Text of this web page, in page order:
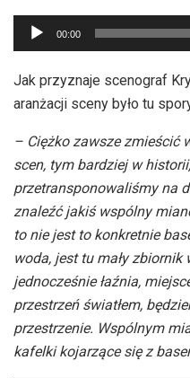
Odtwarzacz
plików
dźwiękowych
00:00
Jak przyznaje scenograf
aranżacji sceny było tu
– Ciężko zawsze zmieścić
scen, tym bardziej w
przetransponowaliśmy na
znaleźć jakiś wspólny
to nie jest to konkretnie
woda, jest tu mały
jednocześnie łaźnia,
przestrzeń światłem,
przestrzenie. Wspólnym
kafelki kojarzące się z